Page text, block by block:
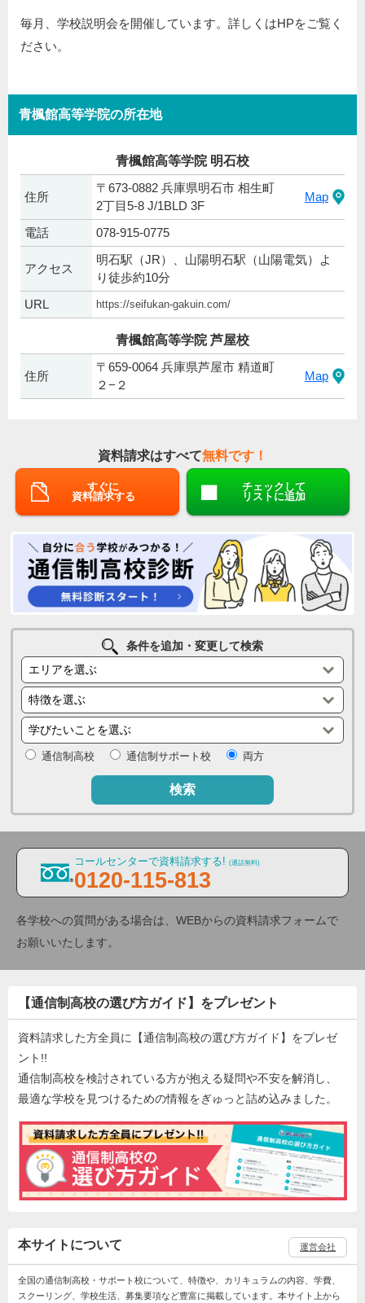
毎月、学校説明会を開催しています。詳しくはHPをご覧く
ださい。
青楓館高等学院の所在地
青楓館高等学院 明石校
住所
〒673-0882 兵庫県明石市 相生町
2丁目5-8 J/1BLD 3F
Map
電話 078-915-0775
アクセス
明石駅（JR）、山陽明石駅（山陽電気）よ
り徒歩約10分
URL
https://seifukan-gakuin.com/
青楓館高等学院 芦屋校
住所
〒659-0064 兵庫県芦屋市 精道町
２−２
Map
資料請求はすべて無料です！
すぐに
資料請求する
チェックして
リストに追加
条件を追加・変更して検索
通信制高校 通信制サポート校 両方
検索
コールセンターで資料請求する! (通話無料)
0120-115-813
各学校への質問がある場合は、WEBからの資料請求フォームで
お願いいたします。
【通信制高校の選び方ガイド】をプレゼント
資料請求した方全員に【通信制高校の選び方ガイド】をプレゼ
ント!!
通信制高校を検討されている方が抱える疑問や不安を解消し、
最適な学校を見つけるための情報をぎゅっと詰め込みました。
本サイトについて 運営会社
全国の通信制高校・サポート校について、特徴や、カリキュラムの内容、学費、
スクーリング、学校生活、募集要項など豊富に掲載しています。本サイト上から